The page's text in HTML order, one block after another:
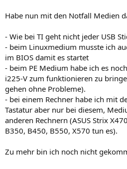
Habe nun mit den Notfall Medien
- Wie bei TI geht nicht jeder USB
- beim Linuxmedium musste ich
im BIOS damit es startet
- beim PE Medium habe ich es
i225-V zum funktionieren zu
gehen ohne Probleme).
- bei einem Rechner habe ich mit
Tastatur aber nur bei diesem,
anderen Rechnern (ASUS Strix
B350, B450, B550, X570 tun es).
Zu mehr bin ich noch nicht